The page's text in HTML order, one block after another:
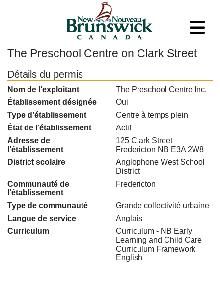
The Preschool Centre on Clark Street
Détails du permis
Nom de l’exploitant
The Preschool Centre Inc.
Établissement désignée
Oui
Type d’établissement
Centre à temps plein
État de l’établissement
Actif
Adresse de
l’établissement
125 Clark Street
Fredericton NB E3A 2W8
District scolaire
Anglophone West School
District
Communauté de
l’établissement
Fredericton
Type de communauté
Grande collectivité urbaine
Langue de service
Anglais
Curriculum
Curriculum - NB Early
Learning and Child Care
Curriculum Framework
English